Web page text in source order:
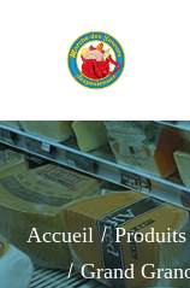
Accueil Produits
Grand